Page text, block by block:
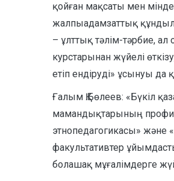
қойған мақсаты мен
жалпыадамзаттық
– ұлттық тәлім-тәрбие,
курстарынан жүйелі
етіп ендіруді» ұсынуы
Ғалым Қ.Бөлеев: «Бүкіл
мамандықтарының
этнопедагогикасы» және
факультативтер
болашақ мұғалімдерге